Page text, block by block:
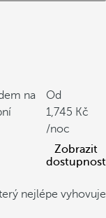
na
Od
1,745
/noc
Zobrazit
dostupnost
nejlépe vyhovuje